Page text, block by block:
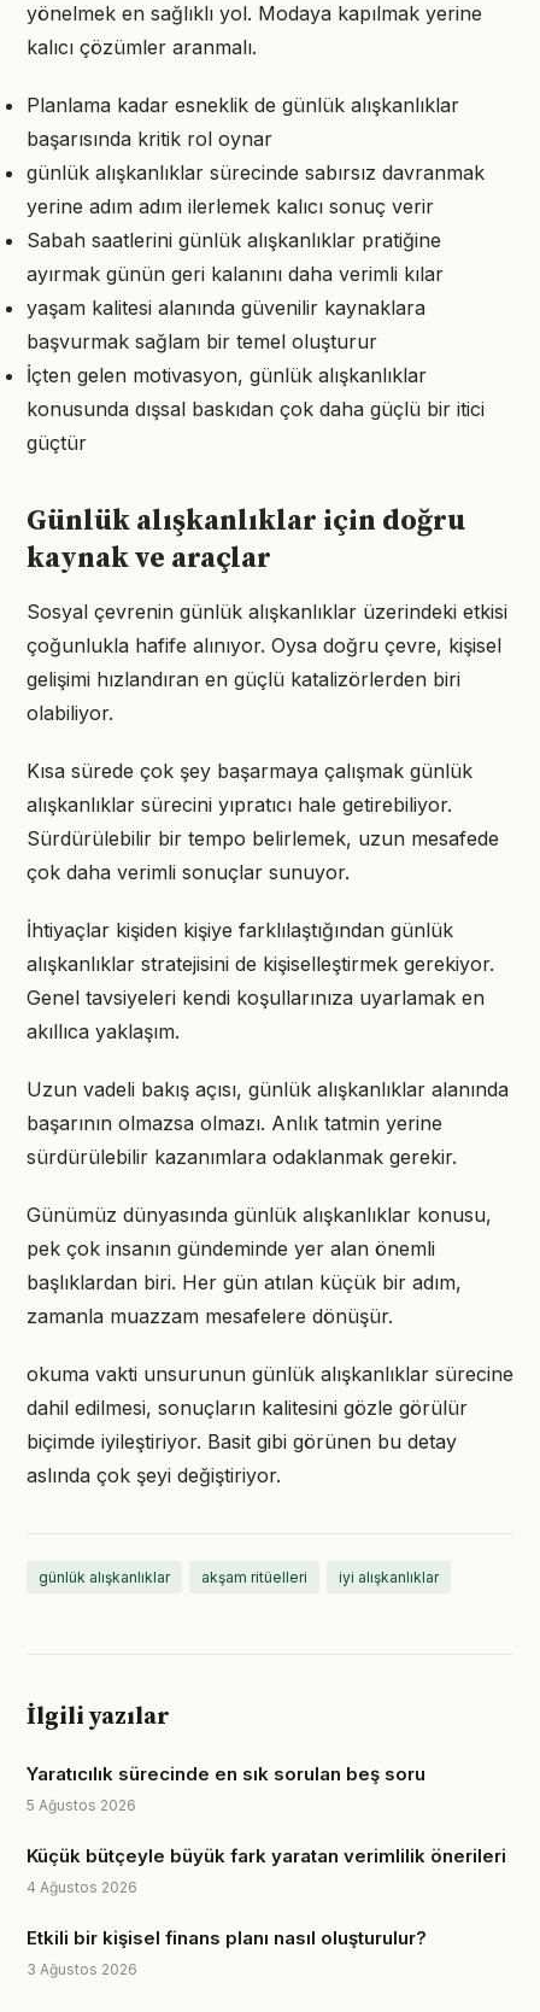
yönelmek en sağlıklı yol. Modaya kapılmak yerine
kalıcı çözümler aranmalı.
Planlama kadar esneklik de günlük alışkanlıklar
başarısında kritik rol oynar
günlük alışkanlıklar sürecinde sabırsız davranmak
yerine adım adım ilerlemek kalıcı sonuç verir
Sabah saatlerini günlük alışkanlıklar pratiğine
ayırmak günün geri kalanını daha verimli kılar
yaşam kalitesi alanında güvenilir kaynaklara
başvurmak sağlam bir temel oluşturur
İçten gelen motivasyon, günlük alışkanlıklar
konusunda dışsal baskıdan çok daha güçlü bir itici
güçtür
Günlük alışkanlıklar için doğru
kaynak ve araçlar
Sosyal çevrenin günlük alışkanlıklar üzerindeki etkisi
çoğunlukla hafife alınıyor. Oysa doğru çevre, kişisel
gelişimi hızlandıran en güçlü katalizörlerden biri
olabiliyor.
Kısa sürede çok şey başarmaya çalışmak günlük
alışkanlıklar sürecini yıpratıcı hale getirebiliyor.
Sürdürülebilir bir tempo belirlemek, uzun mesafede
çok daha verimli sonuçlar sunuyor.
İhtiyaçlar kişiden kişiye farklılaştığından günlük
alışkanlıklar stratejisini de kişiselleştirmek gerekiyor.
Genel tavsiyeleri kendi koşullarınıza uyarlamak en
akıllıca yaklaşım.
Uzun vadeli bakış açısı, günlük alışkanlıklar alanında
başarının olmazsa olmazı. Anlık tatmin yerine
sürdürülebilir kazanımlara odaklanmak gerekir.
Günümüz dünyasında günlük alışkanlıklar konusu,
pek çok insanın gündeminde yer alan önemli
başlıklardan biri. Her gün atılan küçük bir adım,
zamanla muazzam mesafelere dönüşür.
okuma vakti unsurunun günlük alışkanlıklar sürecine
dahil edilmesi, sonuçların kalitesini gözle görülür
biçimde iyileştiriyor. Basit gibi görünen bu detay
aslında çok şeyi değiştiriyor.
günlük alışkanlıklar akşam ritüelleri iyi alışkanlıklar
İlgili yazılar
Yaratıcılık sürecinde en sık sorulan beş soru
5 Ağustos 2026
Küçük bütçeyle büyük fark yaratan verimlilik önerileri
4 Ağustos 2026
Etkili bir kişisel finans planı nasıl oluşturulur?
3 Ağustos 2026